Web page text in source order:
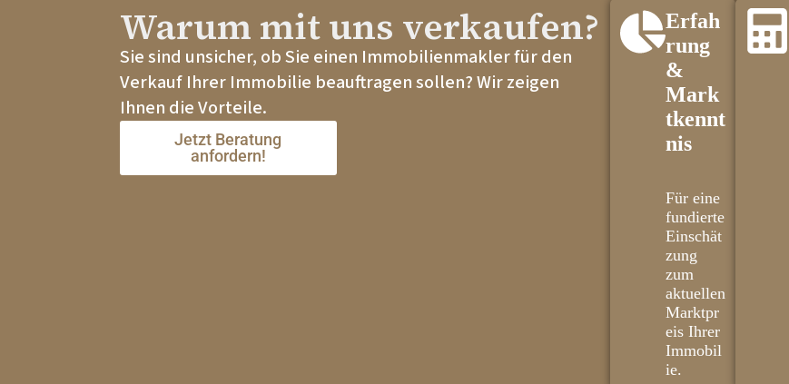
Warum mit uns verkaufen?
Sie sind unsicher, ob Sie einen Immobilienmakler für den
Verkauf Ihrer Immobilie beauftragen sollen? Wir zeigen
Ihnen die Vorteile.
Jetzt Beratung
anfordern!
Erfah
rung
&
Mark
tkennt
nis
Für eine
fundierte
Einschät
zung
zum
aktuellen
Marktpr
eis Ihrer
Immobil
ie.